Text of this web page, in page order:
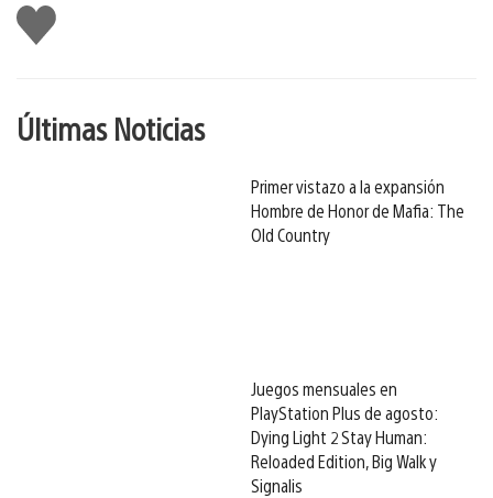
Me
gusta
Últimas Noticias
Primer vistazo a la expansión
Hombre de Honor de Mafia: The
Old Country
Juegos mensuales en
PlayStation Plus de agosto:
Dying Light 2 Stay Human:
Reloaded Edition, Big Walk y
Signalis